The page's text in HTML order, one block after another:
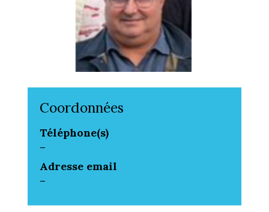
Coordonnées
Téléphone(s)
-
Adresse email
-